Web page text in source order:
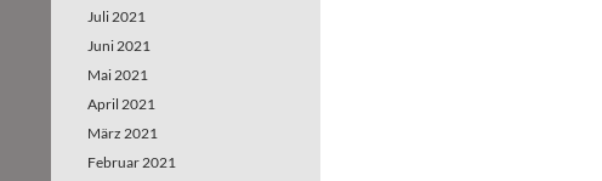
Juli 2021
Juni 2021
Mai 2021
April 2021
März 2021
Februar 2021